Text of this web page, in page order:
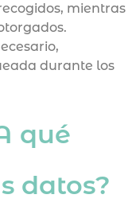
mientras
durante los
qué
datos?